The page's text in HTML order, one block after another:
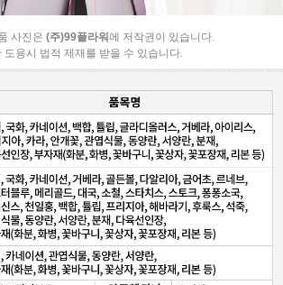
사진은 (주)99플라워에 저작권이 있습니다.
도용시 법적 제재를 받을 수 있습니다.